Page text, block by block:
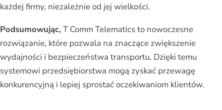
każdej firmy, niezależnie od jej wielkości.
Podsumowując,T Comm Telematics to nowoczesne
rozwiązanie, które pozwala na znaczące zwiększenie
wydajności i bezpieczeństwa transportu. Dzięki temu
systemowi przedsiębiorstwa mogą zyskać przewagę
konkurencyjną i lepiej sprostać oczekiwaniom klientów.